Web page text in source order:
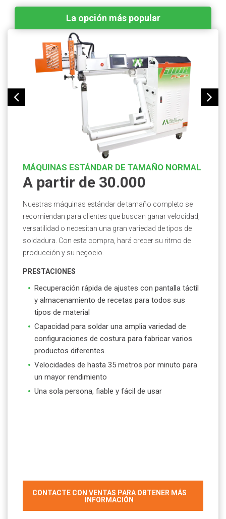
La opción más popular
MÁQUINAS ESTÁNDAR DE TAMAÑO NORMAL
A partir de 30.000
Nuestras máquinas estándar de tamaño completo se
recomiendan para clientes que buscan ganar velocidad,
versatilidad o necesitan una gran variedad de tipos de
soldadura. Con esta compra, hará crecer su ritmo de
producción y su negocio.
PRESTACIONES
Recuperación rápida de ajustes con pantalla táctil
y almacenamiento de recetas para todos sus
tipos de material
Capacidad para soldar una amplia variedad de
configuraciones de costura para fabricar varios
productos diferentes.
Velocidades de hasta 35 metros por minuto para
un mayor rendimiento
Una sola persona, fiable y fácil de usar
CONTACTE CON VENTAS PARA OBTENER MÁS
INFORMACIÓN